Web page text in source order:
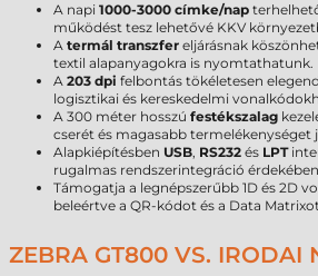
A napi 1000-3000 címke/nap
működést tesz lehetővé KKV
A termál transzfer eljárásnak
textil alapanyagokra is nyomtathatunk.
A 203 dpi felbontás tökéletesen
logisztikai és kereskedelmi
A 300 méter hosszú festékszalag
cserét és magasabb termelékenységet
Alapkiépítésben USB, RS232 és LPT
rugalmas rendszerintegráció
Támogatja a legnépszerűbb 1D és 2D
beleértve a QR-kódot és a Data
ZEBRA GT800 VS. IRODAI